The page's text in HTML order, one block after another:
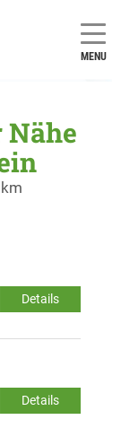
MENU
Details
Details